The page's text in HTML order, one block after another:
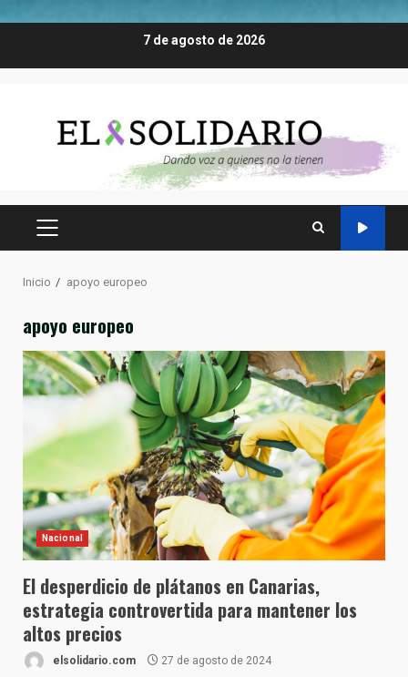
7 de agosto de 2026
MENÚ
Inicio apoyo europeo
apoyo europeo
Nacional
El desperdicio de plátanos en Canarias,
estrategia controvertida para mantener los
altos precios
elsolidario.com 27 de agosto de 2024